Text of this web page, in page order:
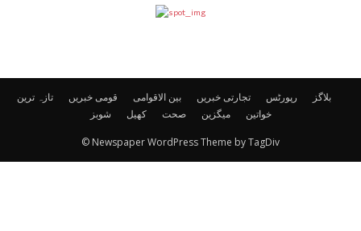
تازہ ترین قومی خبریں بین الاقوامی تجارتی خبریں رپورٹس
بلاگز
شوبز
کھیل صحت میگزین خواتین
© Newspaper WordPress Theme by TagDiv